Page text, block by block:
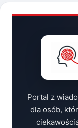
Portal z
dla osób,